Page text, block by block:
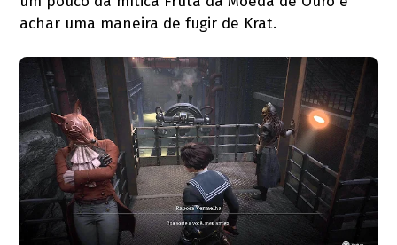
achar uma maneira de fugir de Krat.